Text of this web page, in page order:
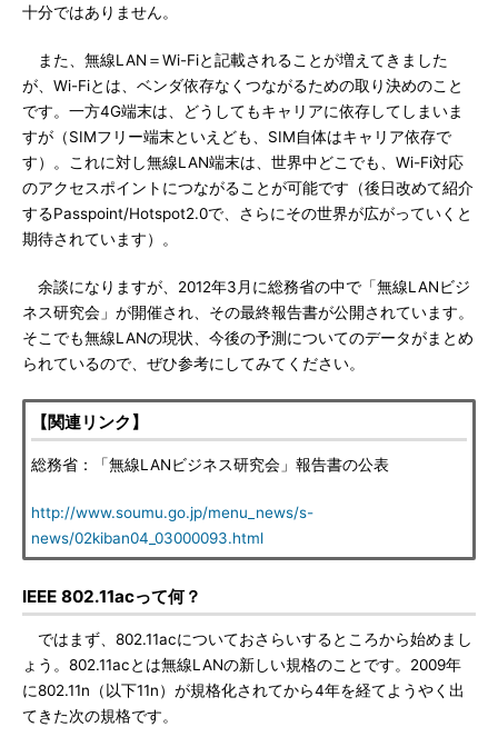
十分ではありません。
また、無線LAN＝Wi-Fiと記載されることが増えてきました
が、Wi-Fiとは、ベンダ依存なくつながるための取り決めのこと
です。一方4G端末は、どうしてもキャリアに依存してしまいま
すが（SIMフリー端末といえども、SIM自体はキャリア依存で
す）。これに対し無線LAN端末は、世界中どこでも、Wi-Fi対応
のアクセスポイントにつながることが可能です（後日改めて紹介
するPasspoint/Hotspot2.0で、さらにその世界が広がっていくと
期待されています）。
余談になりますが、2012年3月に総務省の中で「無線LANビジ
ネス研究会」が開催され、その最終報告書が公開されています。
そこでも無線LANの現状、今後の予測についてのデータがまとめ
られているので、ぜひ参考にしてみてください。
【関連リンク】
総務省：「無線LANビジネス研究会」報告書の公表
http://www.soumu.go.jp/menu_news/s-
news/02kiban04_03000093.html
IEEE 802.11acって何？
ではまず、802.11acについておさらいするところから始めまし
ょう。802.11acとは無線LANの新しい規格のことです。2009年
に802.11n（以下11n）が規格化されてから4年を経てようやく出
てきた次の規格です。